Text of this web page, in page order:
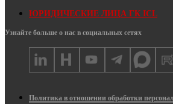
ЮРИДИЧЕСКИЕ ЛИЦА ГК ICL
Узнайте больше о нас в социальных сетях
Политика в отношении обработки